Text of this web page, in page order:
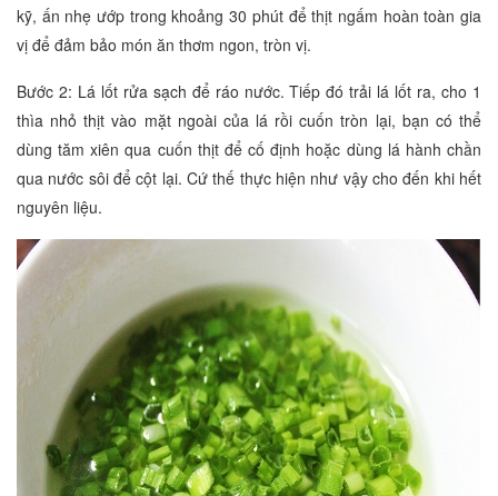
kỹ, ấn nhẹ ướp trong khoảng 30 phút để thịt ngấm hoàn toàn gia
vị để đảm bảo món ăn thơm ngon, tròn vị.
Bước 2: Lá lốt rửa sạch để ráo nước. Tiếp đó trải lá lốt ra, cho 1
thìa nhỏ thịt vào mặt ngoài của lá rồi cuốn tròn lại, bạn có thể
dùng tăm xiên qua cuốn thịt để cố định hoặc dùng lá hành chần
qua nước sôi để cột lại. Cứ thế thực hiện như vậy cho đến khi hết
nguyên liệu.